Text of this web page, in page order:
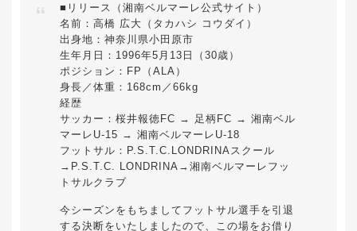
■リリース（湘南ベルマーレ公式サイト）
名前：高橋 広大（タカハシ コウダイ）
出身地：神奈川県小田原市
生年月日：1996年5月13日（30歳）
ポジション：FP（ALA）
身長／体重：168cm／66kg
経歴
サッカー：桜井報徳FC → 足柄FC → 湘南ベル
マーレU-15 → 湘南ベルマーレU-18
フットサル：P.S.T.C.LONDRINAスクール
→P.S.T.C. LONDRINA→湘南ベルマーレフッ
トサルクラブ
今シーズンをもちましてフットサル選手を引退
する決断をいたしましたので、この場をお借り